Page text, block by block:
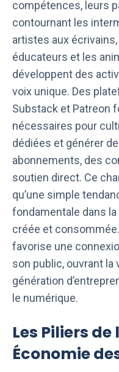
compétences, leurs
contournant les
artistes aux
éducateurs et les
développent des
voix unique. Des
Substack et Patreon
nécessaires pour
dédiées et générer
abonnements, des
soutien direct. Ce
qu’une simple
fondamentale dans
créée et
favorise une
son public, ouvrant la
génération
le numérique.
Les Piliers
Économie